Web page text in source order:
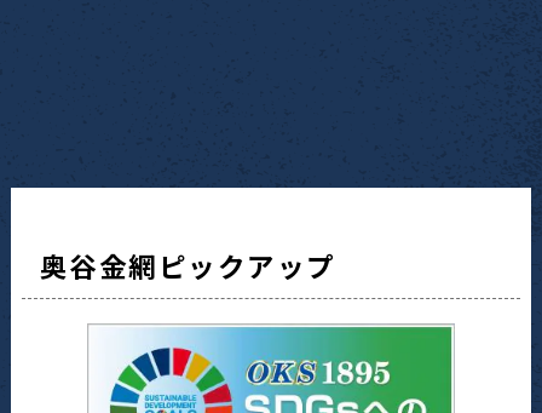
奥谷金網ピックアップ